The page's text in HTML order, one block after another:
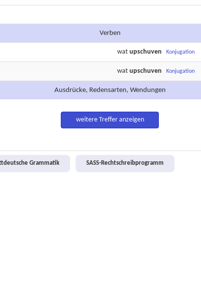
Verben
wat upschuven Konjugation
wat upschuven Konjugation
Ausdrücke, Redensarten, Wendungen
weitere Treffer anzeigen
Grammatik
SASS-Rechtschreibprogramm